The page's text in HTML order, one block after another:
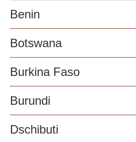
Benin
Botswana
Burkina Faso
Burundi
Dschibuti